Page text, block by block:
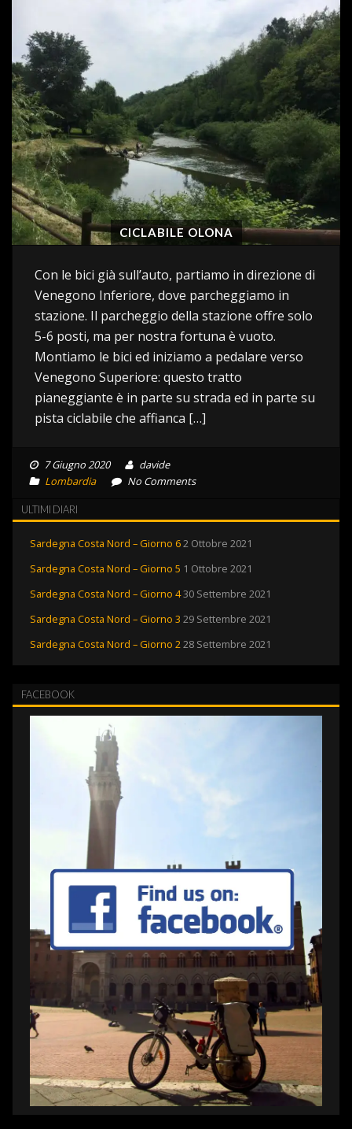
CICLABILE OLONA
Con le bici già sull’auto, partiamo in direzione di
Venegono Inferiore, dove parcheggiamo in
stazione. Il parcheggio della stazione offre solo
5-6 posti, ma per nostra fortuna è vuoto.
Montiamo le bici ed iniziamo a pedalare verso
Venegono Superiore: questo tratto
pianeggiante è in parte su strada ed in parte su
pista ciclabile che affianca […]
7 Giugno 2020
davide
Lombardia
No Comments
ULTIMI DIARI
Sardegna Costa Nord – Giorno 62 Ottobre 2021
Sardegna Costa Nord – Giorno 5 1 Ottobre 2021
Sardegna Costa Nord – Giorno 430 Settembre 2021
Sardegna Costa Nord – Giorno 3 29 Settembre 2021
Sardegna Costa Nord – Giorno 228 Settembre 2021
FACEBOOK